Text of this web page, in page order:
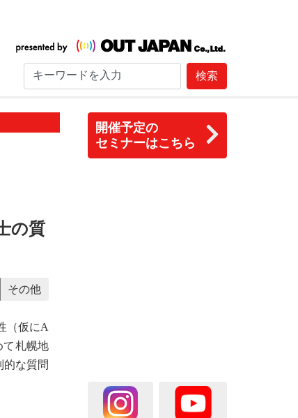
検索
開催予定の
セミナーはこちら
の質
その他
（仮にA
て札幌地
的な質問